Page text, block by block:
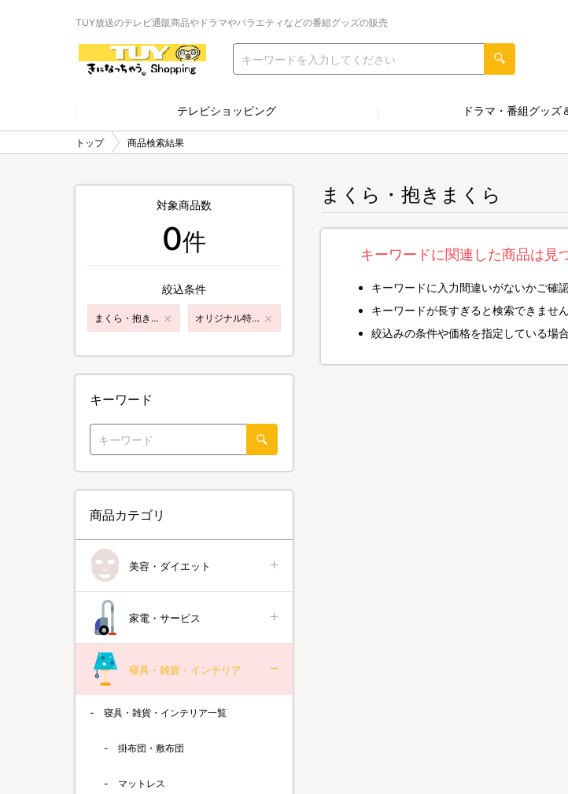
TUY放送のテレビ通販商品やドラマやバラエティなどの番組グッズの販売
テレビショッピング ドラマ・番組グッズ
トップ 商品検索結果
まくら・抱きまくら
キーワードに関連した商品は見
キーワードに入力間違いがないかご確認
キーワードが長すぎると検索できませ
絞込みの条件や価格を指定している場
対象商品数
0件
絞込条件
まくら・抱きまくら オリジナル特典付き
キーワード
商品カテゴリ
美容・ダイエット
家電・サービス
寝具・雑貨・インテリア
寝具・雑貨・インテリア一覧
掛布団・敷布団
マットレス